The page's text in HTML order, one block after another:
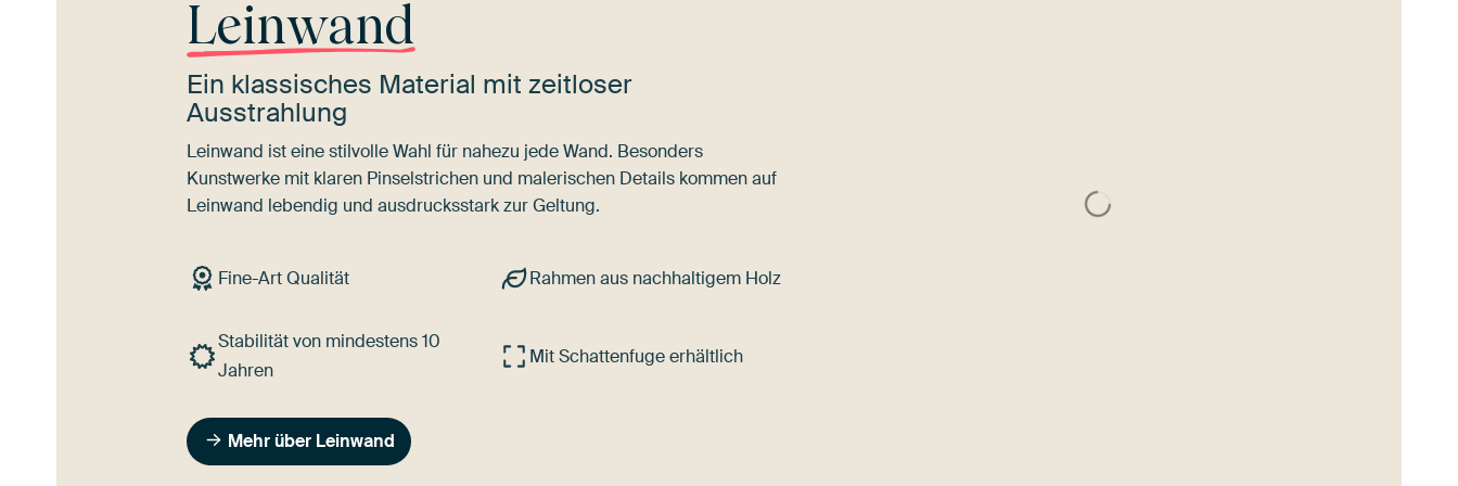
Leinwand
Ein klassisches Material mit zeitloser
Ausstrahlung
Leinwand ist eine stilvolle Wahl für nahezu jede Wand. Besonders
Kunstwerke mit klaren Pinselstrichen und malerischen Details kommen auf
Leinwand lebendig und ausdrucksstark zur Geltung.
Fine-Art Qualität Rahmen aus nachhaltigem Holz
Stabilität von mindestens 10
Jahren
Mit Schattenfuge erhältlich
Mehr über Leinwand